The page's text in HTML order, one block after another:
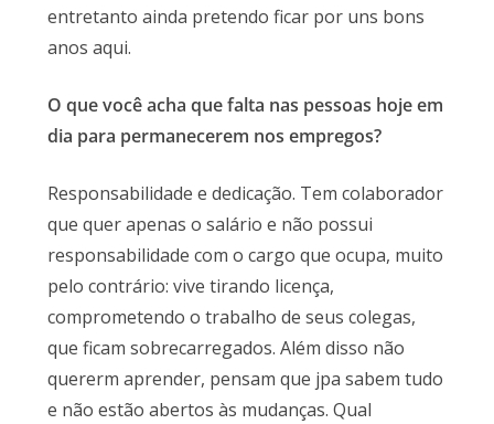
entretanto ainda pretendo ficar por uns bons
anos aqui.
O que você acha que falta nas pessoas hoje em
dia para permanecerem nos empregos?
Responsabilidade e dedicação. Tem colaborador
que quer apenas o salário e não possui
responsabilidade com o cargo que ocupa, muito
pelo contrário: vive tirando licença,
comprometendo o trabalho de seus colegas,
que ficam sobrecarregados. Além disso não
quererm aprender, pensam que jpa sabem tudo
e não estão abertos às mudanças. Qual